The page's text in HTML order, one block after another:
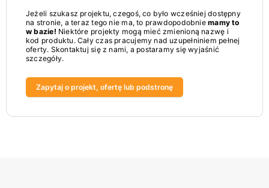
Jeżeli szukasz projektu, czegoś, co było wcześniej dostępny
na stronie, a teraz tego nie ma, to prawdopodobniemamy to
w bazie! Niektóre projekty mogą mieć zmienioną nazwę i
kod produktu. Cały czas pracujemy nad uzupełniniem pełnej
oferty. Skontaktuj się z nami, a postaramy się wyjaśnić
szczegóły.
Zapytaj o projekt, ofertę lub podstronę